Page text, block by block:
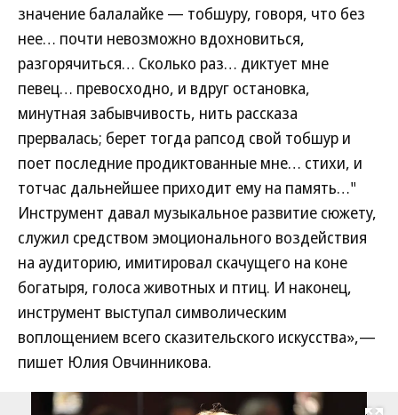
значение балалайке — тобшуру, говоря, что без
нее… почти невозможно вдохновиться,
разгорячиться… Сколько раз… диктует мне
певец… превосходно, и вдруг остановка,
минутная забывчивость, нить рассказа
прервалась; берет тогда рапсод свой тобшур и
поет последние продиктованные мне… стихи, и
тотчас дальнейшее приходит ему на память…"
Инструмент давал музыкальное развитие сюжету,
служил средством эмоционального воздействия
на аудиторию, имитировал скачущего на коне
богатыря, голоса животных и птиц. И наконец,
инструмент выступал символическим
воплощением всего сказительского искусства»,—
пишет Юлия Овчинникова.